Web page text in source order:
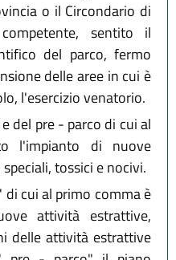
o il Circondario di
sentito il
del parco, fermo
delle aree in cui è
l'esercizio venatorio.
del pre - parco di cui al
l'impianto di nuove
tossici e nocivi.
di cui al primo comma è
attività estrattive,
delle attività estrattive